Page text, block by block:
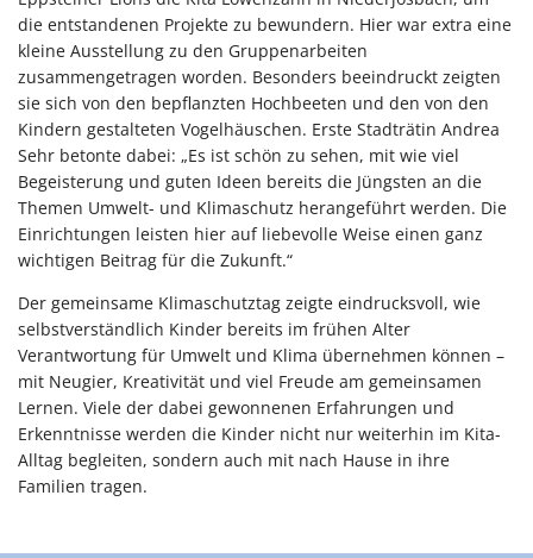
die entstandenen Projekte zu bewundern. Hier war extra eine
kleine Ausstellung zu den Gruppenarbeiten
zusammengetragen worden. Besonders beeindruckt zeigten
sie sich von den bepflanzten Hochbeeten und den von den
Kindern gestalteten Vogelhäuschen. Erste Stadträtin Andrea
Sehr betonte dabei: „Es ist schön zu sehen, mit wie viel
Begeisterung und guten Ideen bereits die Jüngsten an die
Themen Umwelt- und Klimaschutz herangeführt werden. Die
Einrichtungen leisten hier auf liebevolle Weise einen ganz
wichtigen Beitrag für die Zukunft.“
Der gemeinsame Klimaschutztag zeigte eindrucksvoll, wie
selbstverständlich Kinder bereits im frühen Alter
Verantwortung für Umwelt und Klima übernehmen können –
mit Neugier, Kreativität und viel Freude am gemeinsamen
Lernen. Viele der dabei gewonnenen Erfahrungen und
Erkenntnisse werden die Kinder nicht nur weiterhin im Kita-
Alltag begleiten, sondern auch mit nach Hause in ihre
Familien tragen.